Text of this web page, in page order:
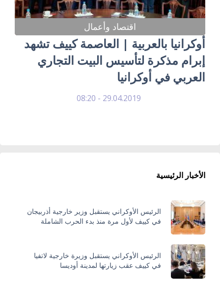
اقتصاد وأعمال
أوكرانيا بالعربية | العاصمة كييف تشهد
إبرام مذكرة لتأسيس البيت التجاري
العربي في أوكرانيا
29.04.2019 - 08:20
الأخبار الرئيسية
الرئيس الأوكراني يستقبل وزير خارجية أذربيجان
في كييف لأول مرة منذ بدء الحرب الشاملة
الرئيس الأوكراني يستقبل وزيرة خارجية لاتفيا
في كييف عقب زيارتها لمدينة أوديسا